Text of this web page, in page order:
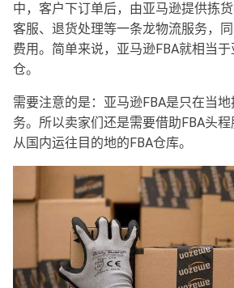
中，客户下订单后，由亚马逊提供拣货
客服、退货处理等一条龙物流服务，
费用。简单来说，亚马逊FBA就相当
仓。
需要注意的是：亚马逊FBA是只在当
务。所以卖家们还是需要借助FBA头
从国内运往目的地的FBA仓库。